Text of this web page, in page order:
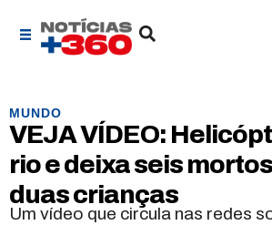
MUNDO
VEJA VÍDEO:
rio e deixa seis
duas crianças
Um vídeo que circula nas redes